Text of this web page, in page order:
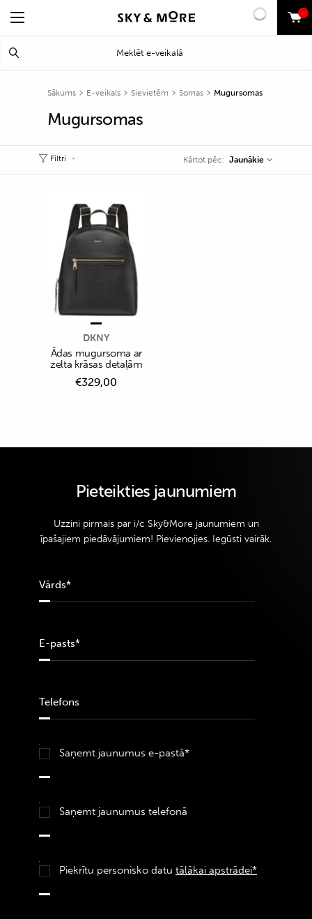
0
Sākums E-veikals Sievietēm Somas Mugursomas
Mugursomas
Filtri Kārtot pēc: Jaunākie
DKNY
Ādas mugursoma ar
zelta krāsas detaļām
€329,00
Pieteikties jaunumiem
Uzzini pirmais par i/c Sky&More jaunumiem un
īpašajiem piedāvājumiem! Pievienojies. Iegūsti vairāk.
Saņemt jaunumus e-pastā*
Saņemt jaunumus telefonā
Piekrītu personisko datu tālākai apstrādei*